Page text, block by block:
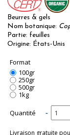
Beurres & gels
Nom botanique:
Partie: feuilles
Origine: États-Unis
Format
100gr
250gr
500gr
1kg
Quantité -
Livraison gratuite